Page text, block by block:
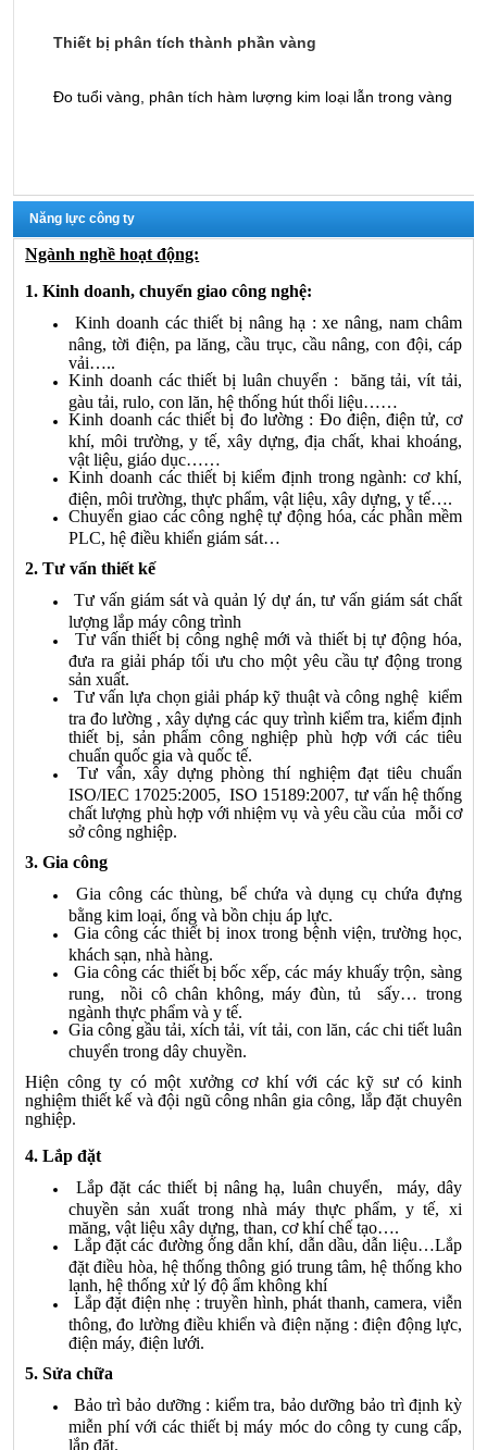
Thiết bị phân tích thành phần vàng
Đo tuổi vàng, phân tích hàm lượng kim loại lẫn trong vàng
Năng lực công ty
Ngành nghề hoạt động:
1. Kinh doanh, chuyển giao công nghệ:
Kinh doanh các thiết bị nâng hạ : xe nâng, nam châm
nâng, tời điện, pa lăng, cầu trục, cầu nâng, con đội, cáp
vải…..
Kinh doanh các thiết bị luân chuyển : băng tải, vít tải,
gàu tải, rulo, con lăn, hệ thống hút thổi liệu……
Kinh doanh các thiết bị đo lường : Đo điện, điện tử, cơ
khí, môi trường, y tế, xây dựng, địa chất, khai khoáng,
vật liệu, giáo dục……
Kinh doanh các thiết bị kiểm định trong ngành: cơ khí,
điện, môi trường, thực phẩm, vật liệu, xây dựng, y tế….
Chuyển giao các công nghệ tự động hóa, các phần mềm
PLC, hệ điều khiển giám sát…
2. Tư vấn thiết kế
Tư vấn giám sát và quản lý dự án, tư vấn giám sát chất
lượng lắp máy công trình
Tư vấn thiết bị công nghệ mới và thiết bị tự động hóa,
đưa ra giải pháp tối ưu cho một yêu cầu tự động trong
sản xuất.
Tư vấn lựa chọn giải pháp kỹ thuật và công nghệ kiểm
tra đo lường , xây dựng các quy trình kiểm tra, kiểm định
thiết bị, sản phẩm công nghiệp phù hợp với các tiêu
chuẩn quốc gia và quốc tế.
Tư vấn, xây dựng phòng thí nghiệm đạt tiêu chuẩn
ISO/IEC 17025:2005, ISO 15189:2007, tư vấn hệ thống
chất lượng phù hợp với nhiệm vụ và yêu cầu của mỗi cơ
sở công nghiệp.
3. Gia công
Gia công các thùng, bể chứa và dụng cụ chứa đựng
bằng kim loại, ống và bồn chịu áp lực.
Gia công các thiết bị inox trong bệnh viện, trường học,
khách sạn, nhà hàng.
Gia công các thiết bị bốc xếp, các máy khuấy trộn, sàng
rung, nồi cô chân không, máy đùn, tủ sấy… trong
ngành thực phẩm và y tế.
Gia công gầu tải, xích tải, vít tải, con lăn, các chi tiết luân
chuyển trong dây chuyền.
Hiện công ty có một xưởng cơ khí với các kỹ sư có kinh
nghiệm thiết kế và đội ngũ công nhân gia công, lắp đặt chuyên
nghiệp.
4. Lắp đặt
Lắp đặt các thiết bị nâng hạ, luân chuyển, máy, dây
chuyền sản xuất trong nhà máy thực phẩm, y tế, xi
măng, vật liệu xây dựng, than, cơ khí chế tạo….
Lắp đặt các đường ống dẫn khí, dẫn dầu, dẫn liệu…Lắp
đặt điều hòa, hệ thống thông gió trung tâm, hệ thống kho
lạnh, hệ thống xử lý độ ẩm không khí
Lắp đặt điện nhẹ : truyền hình, phát thanh, camera, viễn
thông, đo lường điều khiển và điện nặng : điện động lực,
điện máy, điện lưới.
5. Sửa chữa
Bảo trì bảo dưỡng : kiểm tra, bảo dưỡng bảo trì định kỳ
miễn phí với các thiết bị máy móc do công ty cung cấp,
lắp đặt.